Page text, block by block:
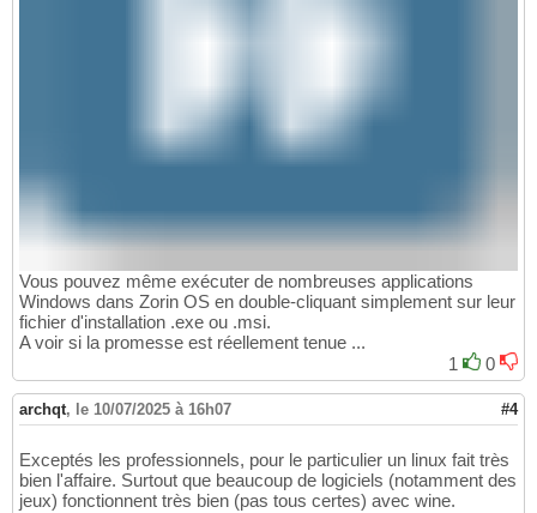
Vous pouvez même exécuter de nombreuses applications
Windows dans Zorin OS en double-cliquant simplement sur leur
fichier d'installation .exe ou .msi.
A voir si la promesse est réellement tenue ...
1
0
archqt, le 10/07/2025 à 16h07 #4
Exceptés les professionnels, pour le particulier un linux fait très
bien l'affaire. Surtout que beaucoup de logiciels (notamment des
jeux) fonctionnent très bien (pas tous certes) avec wine.